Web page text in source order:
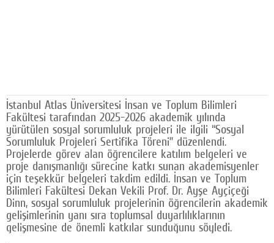
Facebook
Twitter
Google Plus
© 2026 TÜM HAKLARI SAKLIDIR
İstanbul Atlas Üniversitesi İnsan ve Toplum Bilimleri
Fakültesi tarafından 2025-2026 akademik yılında
yürütülen sosyal sorumluluk projeleri ile ilgili “Sosyal
Sorumluluk Projeleri Sertifika Töreni” düzenlendi.
Projelerde görev alan öğrencilere katılım belgeleri ve
proje danışmanlığı sürecine katkı sunan akademisyenler
için teşekkür belgeleri takdim edildi. İnsan ve Toplum
Bilimleri Fakültesi Dekan Vekili Prof. Dr. Ayşe Ayçiçeği
Dinn, sosyal sorumluluk projelerinin öğrencilerin akademik
gelişimlerinin yanı sıra toplumsal duyarlılıklarının
gelişmesine de önemli katkılar sunduğunu söyledi.